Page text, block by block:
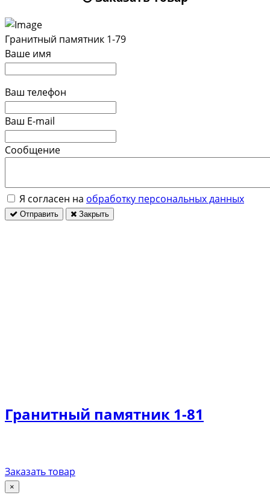
Гранитный памятник 1-79
Ваше имя
Ваш телефон
Ваш E-mail
Сообщение
Я согласен на обработку персональных данных
Отправить Закрыть
Гранитный памятник 1-81
Заказать товар
×